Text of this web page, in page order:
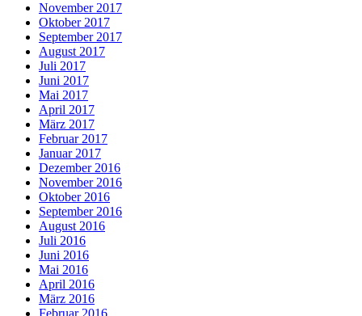
November 2017
Oktober 2017
September 2017
August 2017
Juli 2017
Juni 2017
Mai 2017
April 2017
März 2017
Februar 2017
Januar 2017
Dezember 2016
November 2016
Oktober 2016
September 2016
August 2016
Juli 2016
Juni 2016
Mai 2016
April 2016
März 2016